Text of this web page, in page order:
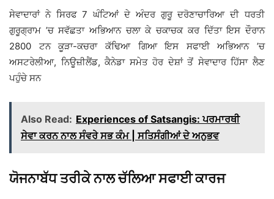
ਸੇਵਾਦਾਰਾਂ ਨੇ ਸਿਰਫ 7 ਘੰਟਿਆਂ ਦੇ ਅੰਦਰ ਗੁਰੂ ਦਰੋਣਾਚਾਰਿਆ ਦੀ ਧਰਤੀ
ਗੁਰੂਗ੍ਰਾਮ ’ਚ ਸਵੱਛਤਾ ਅਭਿਆਨ ਚਲਾ ਕੇ ਚਕਾਚਕ ਕਰ ਦਿੱਤਾ ਇਸ ਦੌਰਾਨ
2800 ਟਨ ਕੂੜਾ-ਕਚਰਾ ਕੱਢਿਆ ਗਿਆ ਇਸ ਸਫਾਈ ਅਭਿਆਨ ’ਚ
ਅਸਟਰੇਲੀਆ, ਨਿਊਜ਼ੀਲੈਂਡ, ਕੈਨੇਡਾ ਸਮੇਤ ਹੋਰ ਦੇਸ਼ਾਂ ਤੋਂ ਸੇਵਾਦਾਰ ਹਿੱਸਾ ਲੈਣ
ਪਹੁੰਚੇ ਸਨ
Also Read: Experiences of Satsangis: ਪਰਮਾਰਥੀ
ਸੇਵਾ ਕਰਨ ਨਾਲ ਸੰਵਰੇ ਸਭ ਕੰਮ | ਸਤਿਸੰਗੀਆਂ ਦੇ ਅਨੁਭਵ
ਯੋਜਨਾਬੱਧ ਤਰੀਕੇ ਨਾਲ ਚੱਲਿਆ ਸਫਾਈ ਕਾਰਜ